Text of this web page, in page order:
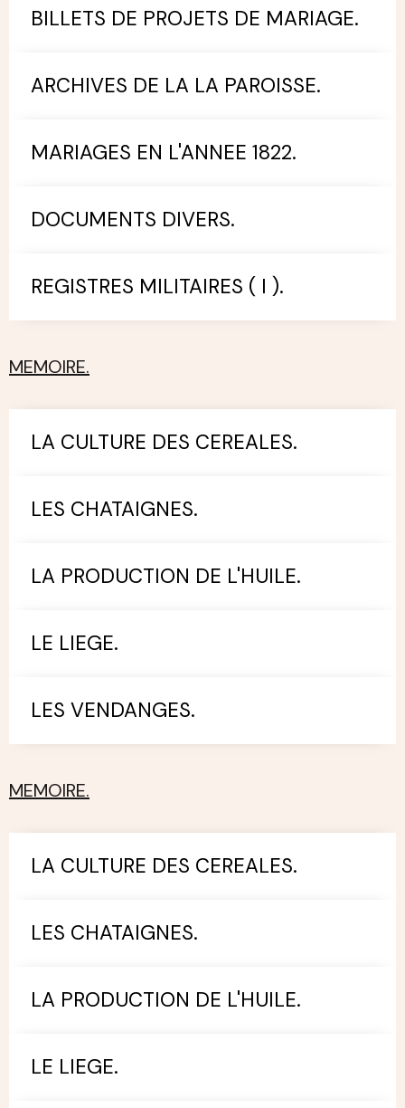
BILLETS DE PROJETS DE MARIAGE.
ARCHIVES DE LA LA PAROISSE.
MARIAGES EN L'ANNEE 1822.
DOCUMENTS DIVERS.
REGISTRES MILITAIRES ( I ).
MEMOIRE.
LA CULTURE DES CEREALES.
LES CHATAIGNES.
LA PRODUCTION DE L'HUILE.
LE LIEGE.
LES VENDANGES.
MEMOIRE.
LA CULTURE DES CEREALES.
LES CHATAIGNES.
LA PRODUCTION DE L'HUILE.
LE LIEGE.